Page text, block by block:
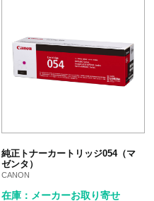
純正トナーカートリッジ054（マ
ゼンタ）
CANON
在庫：メーカーお取り寄せ